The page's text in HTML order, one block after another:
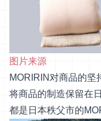
图片来源
MORIRIN对商品的坚
将商品的制造保留在
都是日本秩父市的